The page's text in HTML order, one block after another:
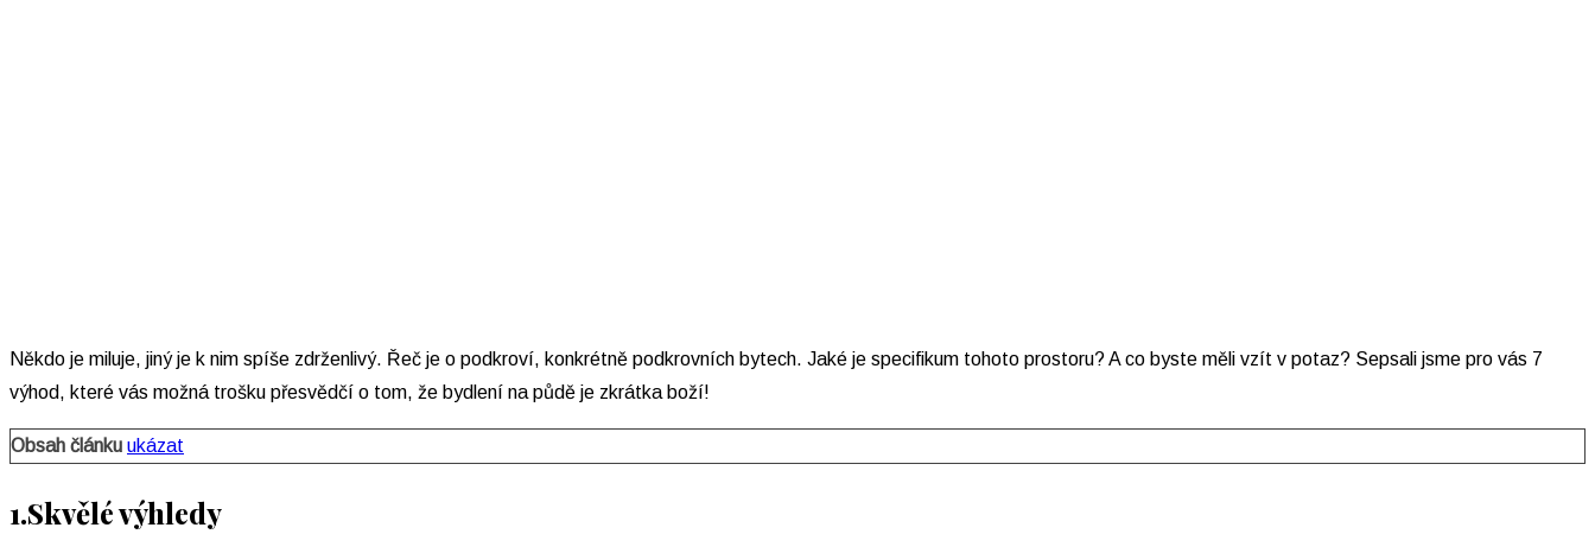
Někdo je miluje, jiný je k nim spíše zdrženlivý. Řeč je o podkroví, konkrétně podkrovních bytech. Jaké je specifikum tohoto prostoru? A co byste měli vzít v potaz? Sepsali jsme pro vás 7
výhod, které vás možná trošku přesvědčí o tom, že bydlení na půdě je zkrátka boží!
Obsah článku ukázat
1.Skvělé výhledy